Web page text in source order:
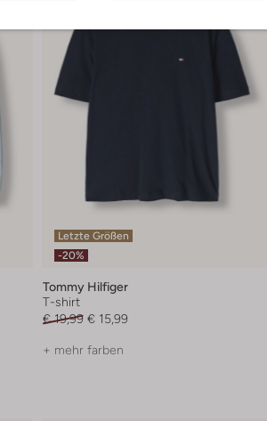
Letzte Größen
-20%
Tommy Hilfiger
T-shirt
€ 19,99 € 15,99
+ mehr farben